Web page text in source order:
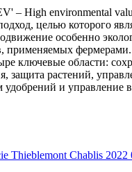
– High environmental
целью которого
особенно
применяемых
ключевые области:
защита растений,
удобрений и управление
Thieblemont Chablis 2022